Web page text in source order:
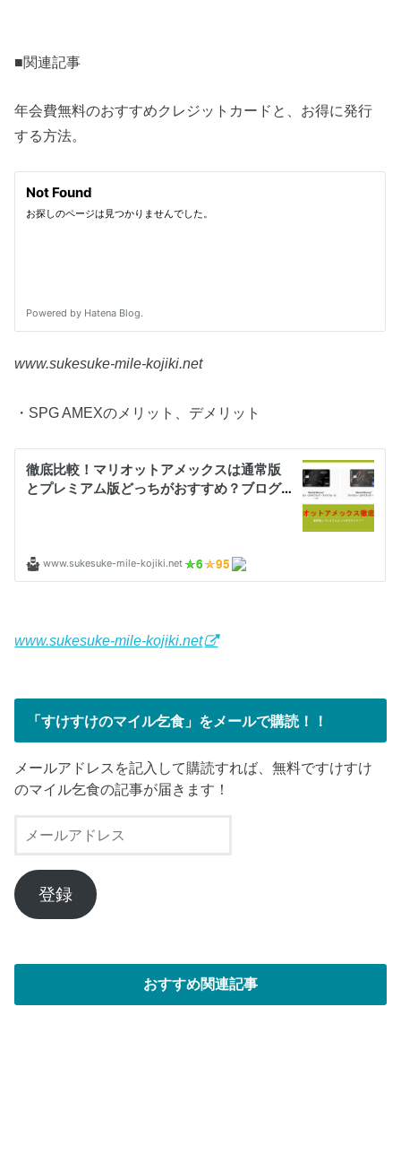
■関連記事
年会費無料のおすすめクレジットカードと、お得に発行
する方法。
www.sukesuke-mile-kojiki.net
・SPG AMEXのメリット、デメリット
www.sukesuke-mile-kojiki.net
「すけすけのマイル乞食」をメールで購読！！
メールアドレスを記入して購読すれば、無料ですけすけ
のマイル乞食の記事が届きます！
ー
ル
ア
ド
登録
おすすめ関連記事